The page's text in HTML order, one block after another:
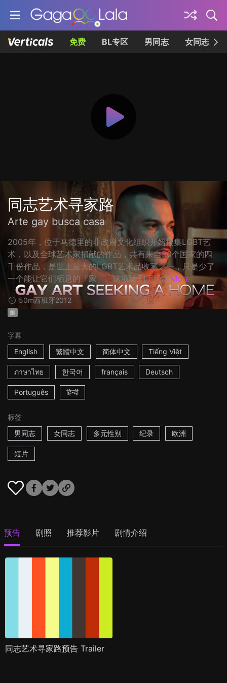
免费 BL专区 男同志 女同志
同志艺术寻家路
Arte gay busca casa
2005年，位于马德里的非政府文化组织开始搜集LGBT艺
术，以及全球艺术家捐献的作品，共有来自30个国家的四
千份作品，是世上最大的LGBT艺术品收藏之一，只是少了
一个能让它们栖息的「家」。这项计划历经... More
50m西班牙2012
限
字幕
English
繁體中文 简体中文 Tiếng Việt
ภาษาไทย 한국어 français Deutsch
Português हिन्दी
标签
男同志
女同志 多元性别 纪录 欧洲
短片
预告 剧照 推荐影片 剧情介绍
同志艺术寻家路预告 Trailer